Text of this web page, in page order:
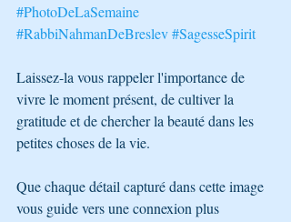
#PhotoDeLaSemaine
#RabbiNahmanDeBreslev#SagesseSpirit
Laissez-la vous rappeler l'importance de
vivre le moment présent, de cultiver la
gratitude et de chercher la beauté dans les
petites choses de la vie.
Que chaque détail capturé dans cette image
vous guide vers une connexion plus